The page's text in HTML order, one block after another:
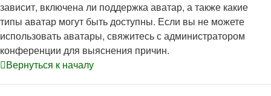
зависит, включена ли поддержка аватар, а также какие
типы аватар могут быть доступны. Если вы не можете
использовать аватары, свяжитесь с администратором
конференции для выяснения причин.
Вернуться к началу